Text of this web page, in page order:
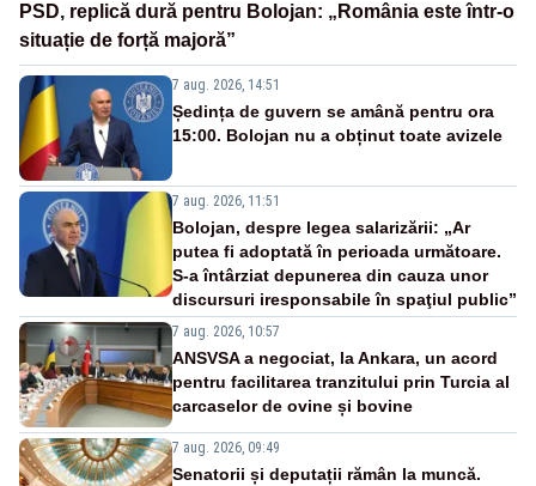
PSD, replică dură pentru Bolojan: „România este într-o
situație de forță majoră”
7 aug. 2026, 14:51
Ședința de guvern se amână pentru ora
15:00. Bolojan nu a obținut toate avizele
7 aug. 2026, 11:51
Bolojan, despre legea salarizării: „Ar
putea fi adoptată în perioada următoare.
S-a întârziat depunerea din cauza unor
discursuri iresponsabile în spaţiul public”
7 aug. 2026, 10:57
ANSVSA a negociat, la Ankara, un acord
pentru facilitarea tranzitului prin Turcia al
carcaselor de ovine și bovine
7 aug. 2026, 09:49
Senatorii și deputații rămân la muncă.